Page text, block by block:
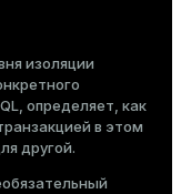
изоляции
определяет, как
в этом
другой.